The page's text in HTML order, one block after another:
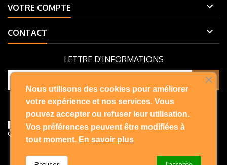
VOTRE COMPTE 
CONTACT 
LETTRE D'INFORMATIONS
Vous pouvez vous désinscrire à tout moment. Vous trouverez pour
cela nos informations de contact dans les conditions d'utilisation du
site.
J'accepte les conditions générales et la politique de
confidentialité
Nous utilisons des cookies pour améliorer
votre expérience et nos services. Vous
pouvez accepter ou refuser leur utilisation.
Vos préférences peuvent être modifiées à
tout moment. En savoir plus